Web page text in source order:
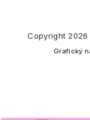
Copyright 2026
Grafický